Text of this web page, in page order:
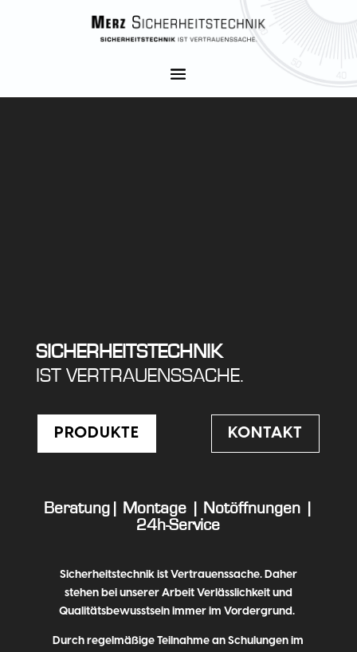
SICHERHEITSTECHNIK
IST VERTRAUENSSACHE.
PRODUKTE KONTAKT
Beratung | Montage Notöffnungen
24h-Service
Sicherheitstechnik ist Vertrauenssache. Daher
stehen bei unserer Arbeit Verlässlichkeit und
Qualitätsbewusstsein immer im Vordergrund.
Durch regelmäßige Teilnahme an Schulungen im